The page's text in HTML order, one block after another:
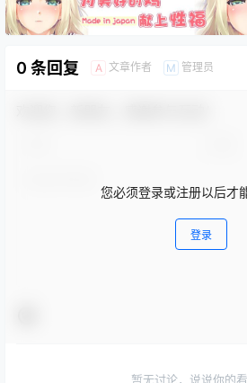
0 条回复 A 文章作者 M 管理员
您必须登录或注册以后才
登录
暂无讨论，说说你的